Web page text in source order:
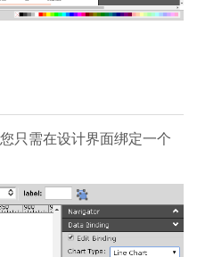
只需在设计界面绑定一个